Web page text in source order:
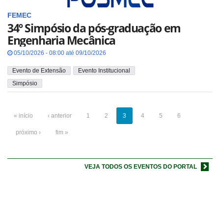
FEMEC
34º Simpósio da pós-graduação em
Engenharia Mecânica
05/10/2026 - 08:00 até 09/10/2026
Evento de Extensão
Evento Institucional
Simpósio
« início ‹ anterior 1 2 3 4 5 6
próximo › fim »
VEJA TODOS OS EVENTOS DO PORTAL